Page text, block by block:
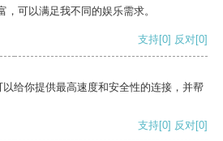
可以满足我不同的娱乐需求。
支持[0] 反对[0]
给你提供最高速度和安全性的连接，并帮
支持[0] 反对[0]